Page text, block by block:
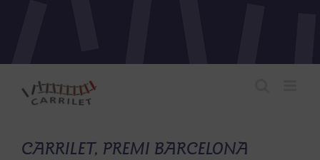
CARRILET, PREMI BARCELONA